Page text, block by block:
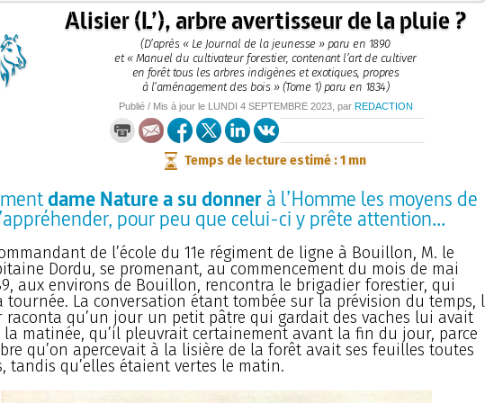
Alisier (L’), arbre avertisseur de la pluie ?
(D’après « Le Journal de la jeunesse » paru en 1890
et « Manuel du cultivateur forestier, contenant l’art de cultiver
en forêt tous les arbres indigènes et exotiques, propres
à l’aménagement des bois » (Tome 1) paru en 1834)
Publié / Mis à jour le LUNDI 4 SEPTEMBRE 2023, par REDACTION
Temps de lecture estimé : 1 mn
dame Nature a su donnerà l’Homme les moyens de
pour peu que celui-ci y prête attention...
de l’école du 11e régiment de ligne à Bouillon, M. le
Dordu, se promenant, au commencement du mois de mai
aux environs de Bouillon, rencontra le brigadier forestier, qui
tournée. La conversation étant tombée sur la prévision du temps,
raconta qu’un jour un petit pâtre qui gardait des vaches lui avait
matinée, qu’il pleuvrait certainement avant la fin du jour, parce
qu’on apercevait à la lisière de la forêt avait ses feuilles toutes
tandis qu’elles étaient vertes le matin.